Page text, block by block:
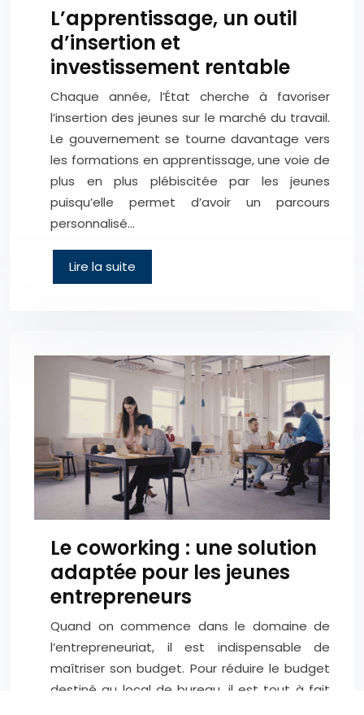
L’apprentissage, un outil
d’insertion et
investissement rentable
Chaque année, l’État cherche à favoriser
l’insertion des jeunes sur le marché du travail.
Le gouvernement se tourne davantage vers
les formations en apprentissage, une voie de
plus en plus plébiscitée par les jeunes
puisqu’elle permet d’avoir un parcours
personnalisé…
Lire la suite
Le coworking : une solution
adaptée pour les jeunes
entrepreneurs
Quand on commence dans le domaine de
l’entrepreneuriat, il est indispensable de
maîtriser son budget. Pour réduire le budget
destiné au local de bureau, il est tout à fait